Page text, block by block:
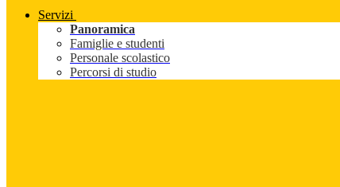
Servizi
Panoramica
Famiglie e studenti
Personale scolastico
Percorsi di studio